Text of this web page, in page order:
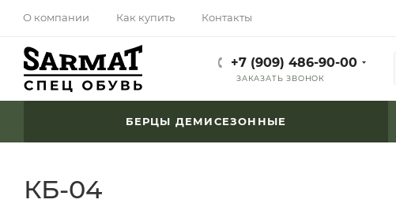
О компании Как купить Контакты
+7 (909) 486-90-00
ЗАКАЗАТЬ ЗВОНОК
БЕРЦЫ ДЕМИСЕЗОННЫЕ
КБ-04